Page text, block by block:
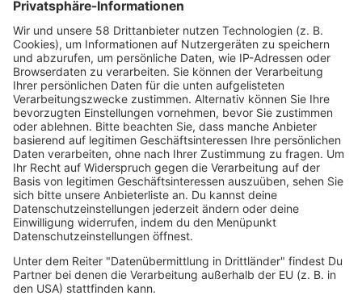
Strom, dass es den massiven Überschuss an seine
Nachbarländer exportieren kann.
In Paraguay gibt es zahlreiche deutsche Auswanderer-
Kolonien (z. B. Hohenau oder Friesland). In manchen
Supermärkten im Nirgendwo findet man deshalb
problemlos Vollkornbrot und Ähnliches.
Leckeres für eure Fußball-Party:
Beim Essen könnt ihr die deftige deutsche Küche perfekt
mit den paraguayischen Klassikern verbinden, da beide
Seiten Fleisch und Kohlenhydrate lieben.